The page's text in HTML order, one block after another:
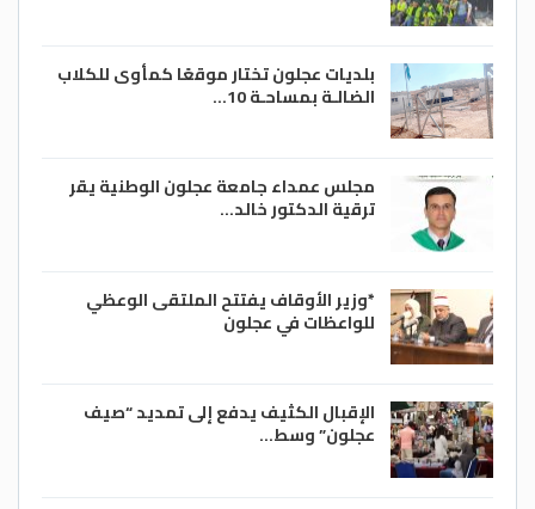
بلديات عجلون تختار موقعًا كمأوى للكلاب
الضالـة بمساحـة 10…
مجلس عمداء جامعة عجلون الوطنية يقر
ترقية الدكتور خالد…
*وزير الأوقاف يفتتح الملتقى الوعظي
للواعظات في عجلون
الإقبال الكثيف يدفع إلى تمديد “صيف
عجلون” وسط…